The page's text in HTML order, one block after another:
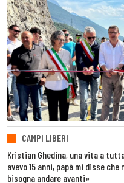
CAMPI LIBERI
Kristian Ghedina, una vita a
avevo 15 anni, papà mi disse
bisogna andare avanti»